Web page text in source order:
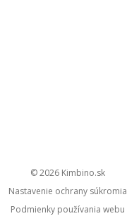
© 2026
kimbino.sk
Nastavenie ochrany súkromia
Podmienky používania webu